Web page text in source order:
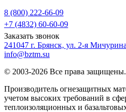
8 (800) 222-66-09
+7 (4832) 60-60-09
Заказать звонок
241047 г. Брянск, ул. 2-я
info@bztm.su
© 2003-2026 Все права защищены.
Производитель огнезащитных
учетом высоких требований в
теплоизоляционных и